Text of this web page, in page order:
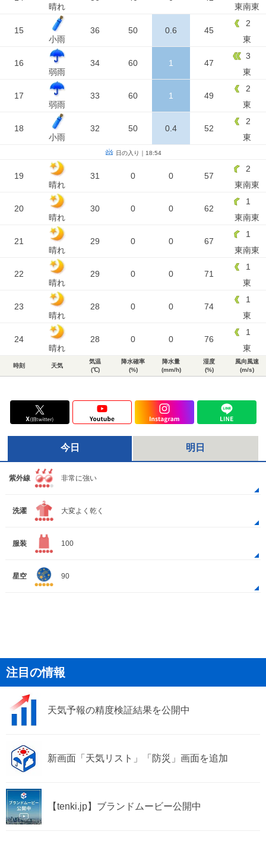
晴れ
東南東
15
小雨
36 50 0.6 45
2
東
16
弱雨
34 60 1 47
3
東
17
弱雨
33 60 1 49
2
東
18
小雨
32 50 0.4 52
2
東
日の入り｜18:54
19
晴れ
31 0 0 57
2
東南東
20
晴れ
30 0 0 62
1
東南東
21
晴れ
29 0 0 67
1
東南東
22
晴れ
29 0 0 71
1
東
23
晴れ
28 0 0 74
1
東
24
晴れ
28 0 0 76
1
東
時刻 天気
気温
(℃)
降水確率
(%)
降水量
(mm/h)
湿度
(%)
風向風速
(m/s)
今日 明日
紫外線 非常に強い
洗濯 大変よく乾く
服装 100
星空 90
注目の情報
天気予報の精度検証結果を公開中
新画面「天気リスト」「防災」画面を追加
【tenki.jp】ブランドムービー公開中